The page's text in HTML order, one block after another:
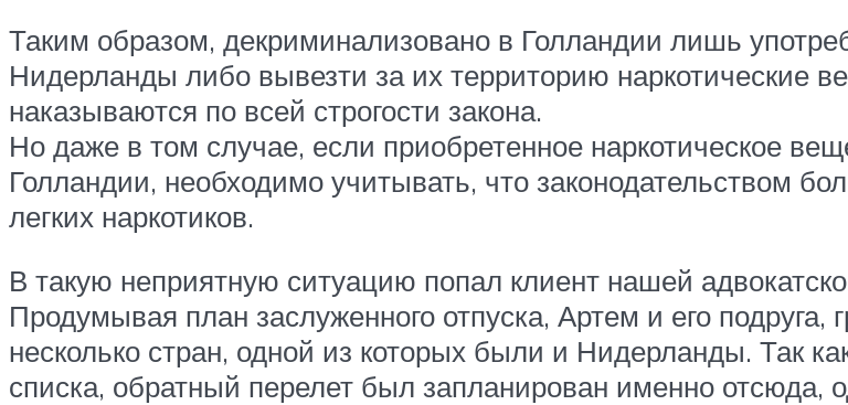
Таким образом, декриминализовано в Голландии лишь
Нидерланды либо вывезти за их территорию наркотические
наказываются по всей строгости закона.
Но даже в том случае, если приобретенное наркотическое
Голландии, необходимо учитывать, что законодательством
легких наркотиков.
В такую неприятную ситуацию попал клиент нашей
Продумывая план заслуженного отпуска, Артем и его
несколько стран, одной из которых были и Нидерланды. Так
списка, обратный перелет был запланирован именно отсюда,